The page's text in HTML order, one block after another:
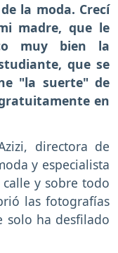
la moda. Crecí
madre, que le
muy bien la
que se
"la suerte" de
en
directora de
y especialista
y sobre todo
las fotografías
solo ha desfilado